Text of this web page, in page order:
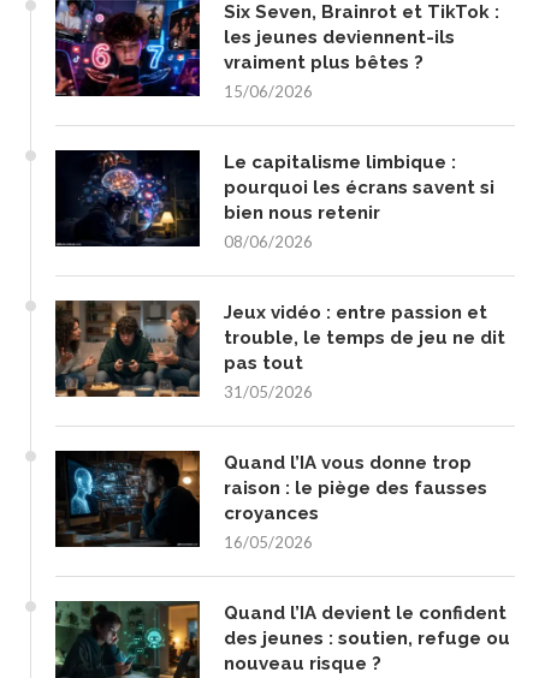
Six Seven, Brainrot et TikTok :
les jeunes deviennent-ils
vraiment plus bêtes ?
15/06/2026
Le capitalisme limbique :
pourquoi les écrans savent si
bien nous retenir
08/06/2026
Jeux vidéo : entre passion et
trouble, le temps de jeu ne dit
pas tout
31/05/2026
Quand l’IA vous donne trop
raison : le piège des fausses
croyances
16/05/2026
Quand l’IA devient le confident
des jeunes : soutien, refuge ou
nouveau risque ?